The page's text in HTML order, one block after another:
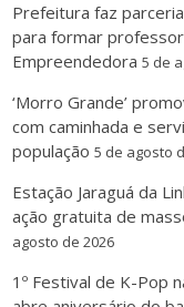
Prefeitura faz
para formar
Empreendedora 5 de
‘Morro Grande’
com caminhada e
população 5 de agosto
Estação Jaraguá da
ação gratuita de
agosto de 2026
1º Festival de K-Pop